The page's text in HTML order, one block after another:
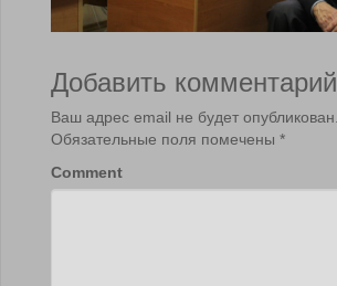
Добавить комментарий
Ваш адрес email не будет опубликован.
Обязательные поля помечены *
Comment